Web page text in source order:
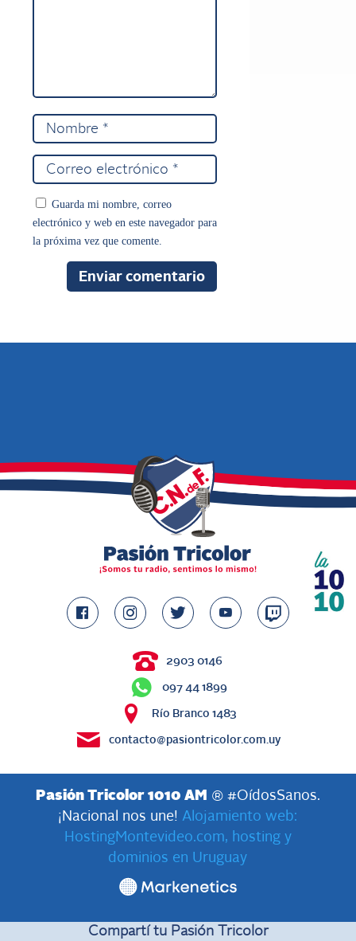
Compartí tu Pasión Tricolor
Guarda mi nombre, correo
electrónico y web en este navegador para
la próxima vez que comente.
2903 0146
097 44 1899
Río Branco 1483
contacto@pasiontricolor.com.uy
Pasión Tricolor 1010 AM
® #OídosSanos.
¡Nacional nos une! Alojamiento web:
HostingMontevideo.com, hosting y
dominios en Uruguay